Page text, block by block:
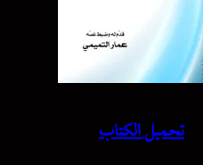
تحميل الكتاب